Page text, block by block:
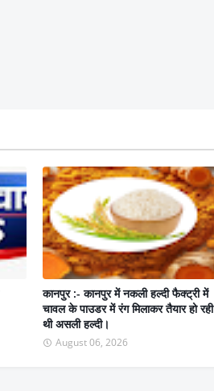
कानपुर :- कानपुर में नकली हल्दी फैक्ट्री में
चावल के पाउडर में रंग मिलाकर तैयार हो रही
थी असली हल्दी।
August 06, 2026